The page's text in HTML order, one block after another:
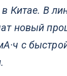
в Китае. В
новый
с